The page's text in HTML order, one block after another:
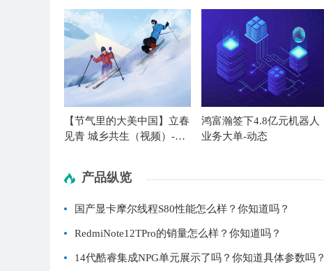
【节气里的大美中国】立春
见青 城乡共生（视频）-聚
鸿富瀚签下4.8亿元机器人
业务大单-动态
产品纵览
国产显卡摩尔线程S80性能怎么样？你知道吗？
RedmiNote12TPro的销量怎么样？你知道吗？
14代酷睿集成NPG单元展示了吗？你知道具体参数吗？